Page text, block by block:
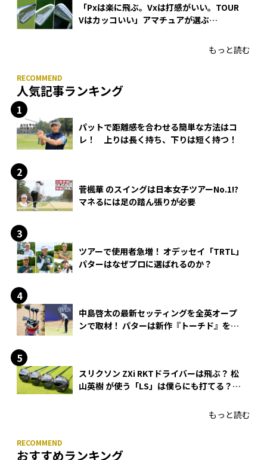
「Pxは楽に飛ぶ。Vxは打感がいい。TOUR
Vはカッコいい」アマチュアが選ぶ
もっと読む
人気記事ランキング
パットで距離感を合わせる簡単な方法はコ
レ！ 上りは長く持ち、下りは短く持つ！
菅楓華 のスイングは日本女子ツアーNo.1!?
マネるには足の踏ん張りが必要
ツアーで使用者急増！ オデッセイ「TRTL」
パターはなぜプロに選ばれるのか？
中島啓太の最新セッティングを全英オープ
ンで取材！ パターは新作『トーチド』を投
スリクソン ZXi RKTドライバーは飛ぶ？ 松
山英樹 が使う「LS」は僕らにも打てる？
もっと読む
おすすめランキング